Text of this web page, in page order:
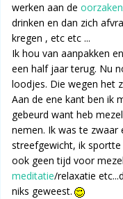
werken aan de oorzaken
drinken en dan zich
kregen , etc etc ...
Ik hou van aanpakken
een half jaar terug. Nu
loodjes. Die wegen het
Aan de ene kant ben ik
gebeurd want heb
nemen. Ik was te zwaar
streefgewicht, ik
ook geen tijd voor
meditatie/relaxatie
niks geweest.